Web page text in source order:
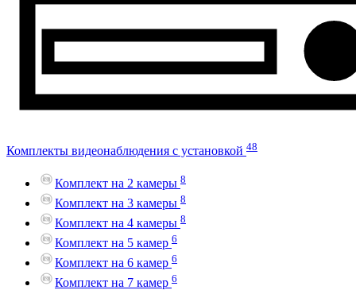
Комплекты видеонаблюдения с установкой 48
Комплект на 2 камеры 8
Комплект на 3 камеры 8
Комплект на 4 камеры 8
Комплект на 5 камер 6
Комплект на 6 камер 6
Комплект на 7 камер 6